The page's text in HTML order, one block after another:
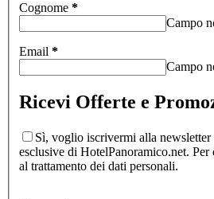
Cognome *
Campo
Email *
Campo
Ricevi Offerte e
Sì, voglio iscrivermi alla
esclusive di HotelPanoramico.net. Per
al trattamento dei dati personali.